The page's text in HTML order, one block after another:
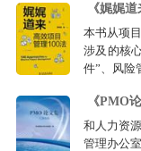
《娓娓
本书从项
涉及的核
件”、风险
《PMO
和人力资
管理办公